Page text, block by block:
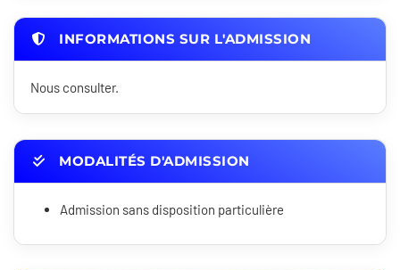
INFORMATIONS SUR L'ADMISSION
Nous consulter.
MODALITÉS D'ADMISSION
Admission sans disposition particulière